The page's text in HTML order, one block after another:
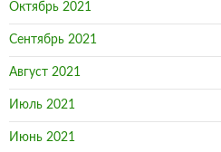
Октябрь 2021
Сентябрь 2021
Август 2021
Июль 2021
Июнь 2021